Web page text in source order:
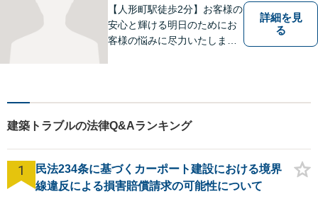
丁堀駅徒歩2分】
【人形町駅徒歩2分】お客様の
安心と輝ける明日のためにお
客様の悩みに尽力いたしま
が解決することはありませ
ん。 お気軽にご相談くださ
い。
詳細を見
る
建築トラブルの法律Q&Aランキング
1
民法234条に基づくカーポート建設における境界
線違反による損害賠償請求の可能性について